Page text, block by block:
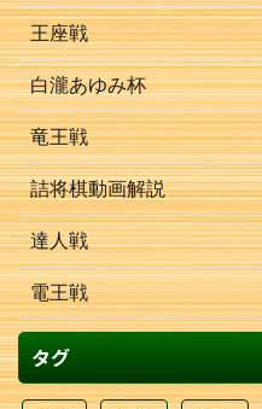
王座戦
白瀧あゆみ杯
竜王戦
詰将棋動画解説
達人戦
電王戦
タグ